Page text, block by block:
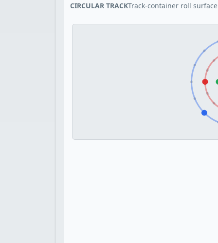
CIRCULAR TRACKTrack-container roll surface